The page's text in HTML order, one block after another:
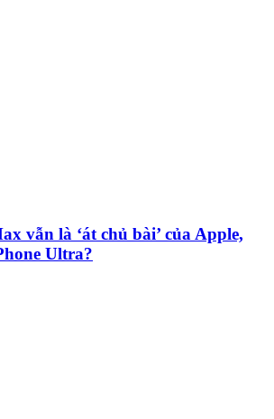
vẫn là ‘át chủ bài’ của Apple,
Ultra?